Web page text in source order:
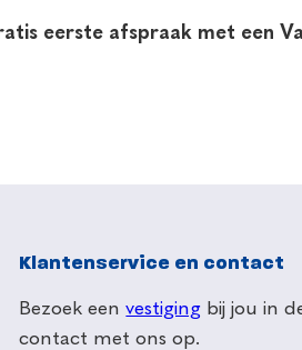
eerste afspraak met een
Klantenservice en contact
Bezoek eenvestiging bij jou in
contact met ons op.